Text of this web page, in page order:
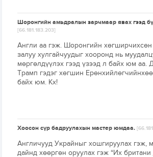
Шоронгийн амьдралын зарчмаар явах гээд
[66.181.183.203]
Англи аа гэж. Шоронгийн
залуу хулгайчуудыг хооронд нь
мөргөлдүүлэх гээд үзээд л байх юм аа.
Трамп гэдэг хөгшин
байх юм. Кх!
Хоосон сүр бадруулахын мастер юмдаа.
Англичууд Украйныг хошгируулах гэж,
дайнд хөөргөн оруулах гэж “Их